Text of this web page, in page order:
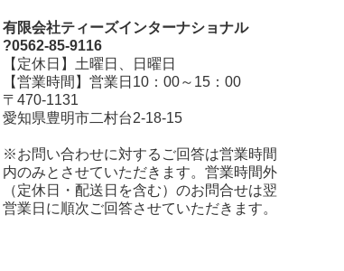
有限会社ティーズインターナショナル
?0562-85-9116
【定休日】土曜日、日曜日
【営業時間】営業日10：00～15：00
〒470-1131
愛知県豊明市二村台2-18-15
※お問い合わせに対するご回答は営業時間
内のみとさせていただきます。営業時間外
（定休日・配送日を含む）のお問合せは翌
営業日に順次ご回答させていただきます。